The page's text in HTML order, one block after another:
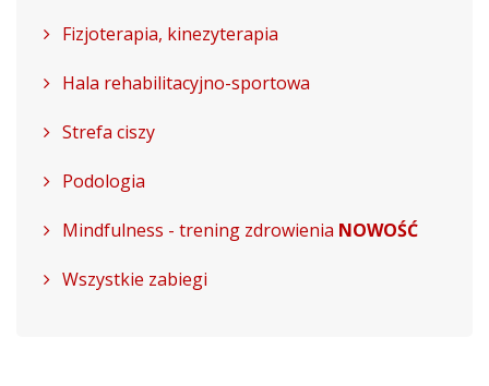
Fizjoterapia, kinezyterapia
Hala rehabilitacyjno-sportowa
Strefa ciszy
Podologia
Mindfulness - trening zdrowienia NOWOŚĆ
Wszystkie zabiegi